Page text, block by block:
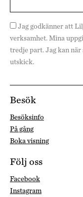
Jag godkänner att
verksamhet. Mina
tredje part. Jag kan
utskick.
Besök
Besöksinfo
På gång
Boka visning
Följ oss
Facebook
Instagram